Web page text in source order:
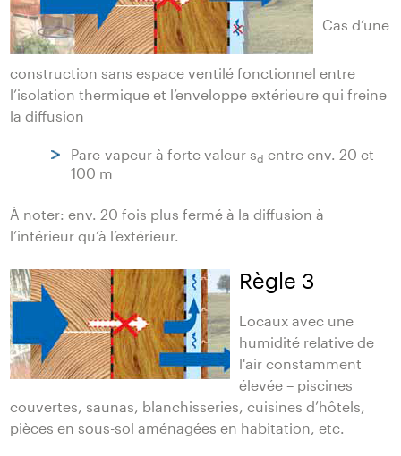
Cas d’une
construction sans espace ventilé fonctionnel entre
l’isolation thermique et l’enveloppe extérieure qui freine
la diffusion
Pare-vapeur à forte valeur sd entre env. 20 et
100 m
À noter: env. 20 fois plus fermé à la diffusion à
l’intérieur qu’à l’extérieur.
Règle 3
Locaux avec une
humidité relative de
l'air constamment
élevée – piscines
couvertes, saunas, blanchisseries, cuisines d’hôtels,
pièces en sous-sol aménagées en habitation, etc.